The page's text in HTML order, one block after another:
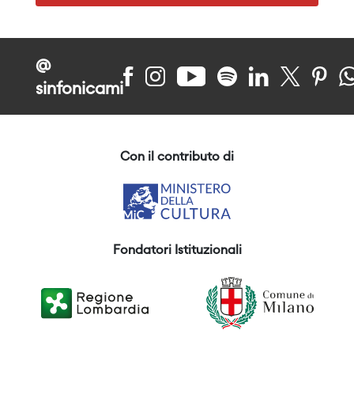
@
sinfonicami
Con il contributo di
Fondatori Istituzionali